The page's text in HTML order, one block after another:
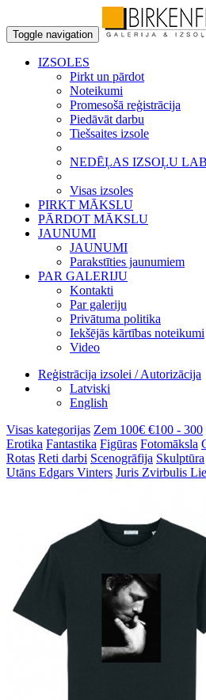
Toggle navigation
IZSOLES
Pirkt un pārdot
Noteikumi
Promesošā reģistrācija
Piedāvāt darbu
Tiešsaites izsole
NEDĒĻAS IZSOĻU
Visas izsoles
PIRKT MĀKSLU
PĀRDOT MĀKSLU
JAUNUMI
JAUNUMI
Parakstīties jaunumiem
PAR GALERIJU
Kontakti
Par galeriju
Privātuma politika
Iekšējās kārtības noteikumi
Video
Reģistrācija izsolei / Autorizācija
Latviski
English
Visas kategorijas Zem 100€ €100 - 300
Erotika Fantastika Figūras Fotomāksla
Rotas Reti darbi Scenogrāfija Skulptūra
Utāns Edgars Vinters Juris Zvirbulis